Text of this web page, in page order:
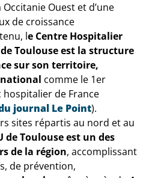
Ouest et d’une
de croissance
le Centre Hospitalier
Toulouse est la structure
sur son territoire,
comme le 1er
de France
journal Le Point).
sites répartis au nord et au
de Toulouse est un des
de la région, accomplissant
de prévention,